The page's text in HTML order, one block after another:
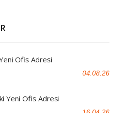
Ofis Adresi
04.08.26
Yeni Ofis Adresi